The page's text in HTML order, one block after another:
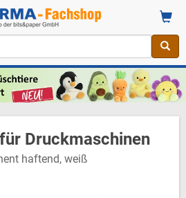
Druckmaschinen
haftend, weiß